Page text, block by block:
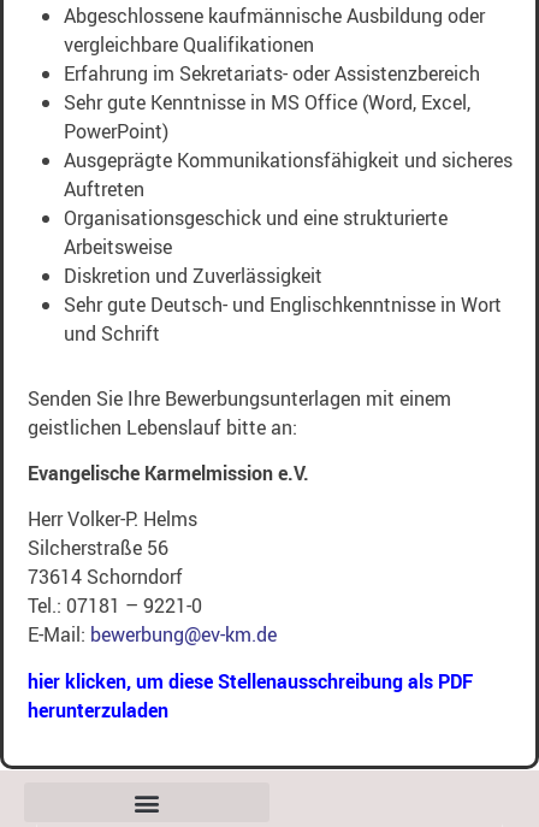
Abgeschlossene kaufmännische Ausbildung oder
vergleichbare Qualifikationen
Erfahrung im Sekretariats- oder Assistenzbereich
Sehr gute Kenntnisse in MS Office (Word, Excel,
PowerPoint)
Ausgeprägte Kommunikationsfähigkeit und sicheres
Auftreten
Organisationsgeschick und eine strukturierte
Arbeitsweise
Diskretion und Zuverlässigkeit
Sehr gute Deutsch- und Englischkenntnisse in Wort
und Schrift
Senden Sie Ihre Bewerbungsunterlagen mit einem
geistlichen Lebenslauf bitte an:
Evangelische Karmelmission e.V.
Herr Volker-P. Helms
Silcherstraße 56
73614 Schorndorf
Tel.: 07181 – 9221-0
E-Mail: bewerbung@ev-km.de
hier klicken, um diese Stellenausschreibung als PDF
herunterzuladen